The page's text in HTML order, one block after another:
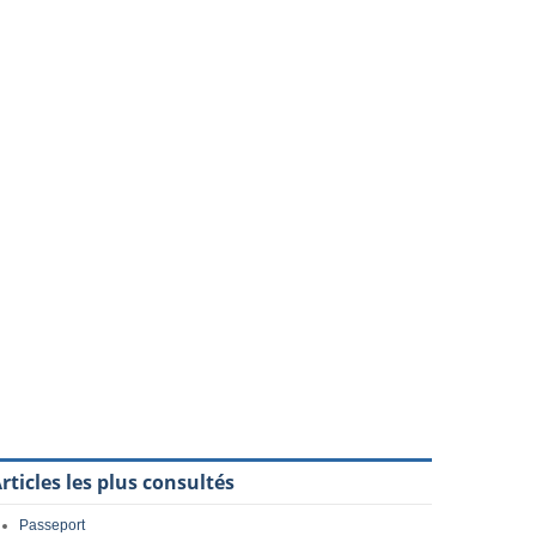
les plus consultés
Passeport